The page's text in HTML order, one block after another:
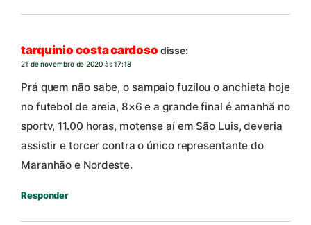
tarquinio costa cardoso disse:
21 de novembro de 2020 às 17:18
Prá quem não sabe, o sampaio fuzilou o anchieta hoje
no futebol de areia, 8×6 e a grande final é amanhã no
sportv, 11.00 horas, motense aí em São Luis, deveria
assistir e torcer contra o único representante do
Maranhão e Nordeste.
Responder